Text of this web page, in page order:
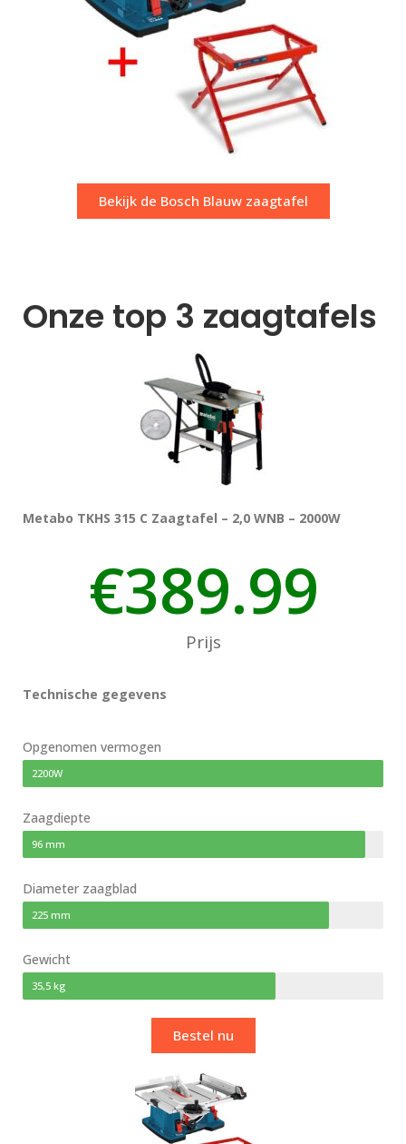
Bekijk de Bosch Blauw zaagtafel
Onze top 3 zaagtafels
Metabo TKHS 315 C Zaagtafel – 2,0 WNB – 2000W
€389.99
Prijs
Technische gegevens
Opgenomen vermogen
2200W
Zaagdiepte
96 mm
Diameter zaagblad
225 mm
Gewicht
35,5 kg
Bestel nu